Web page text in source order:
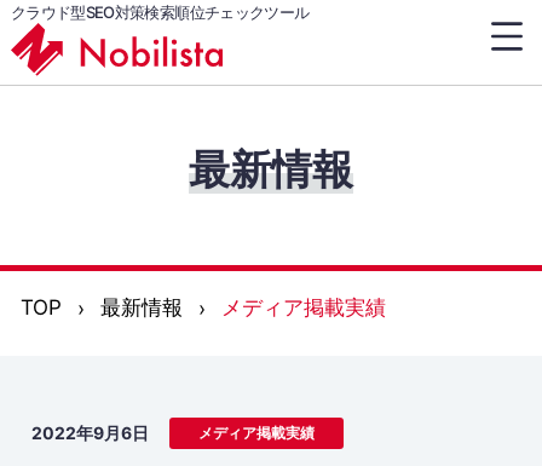
クラウド型SEO対策検索順位チェックツール
最新情報
TOP 最新情報 メディア掲載実績
2022年9月6日 メディア掲載実績